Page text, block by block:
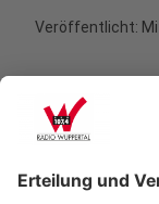
Veröffentlicht:
feiert und